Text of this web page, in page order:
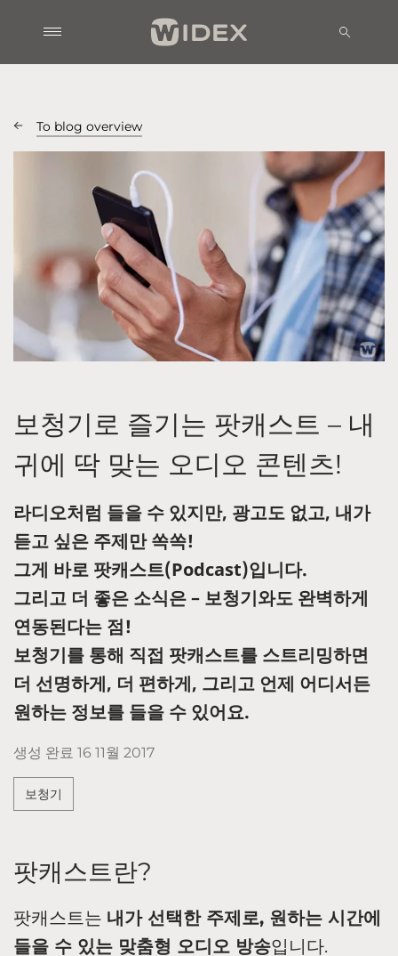
To blog overview
보청기로 즐기는 팟캐스트 – 내
귀에 딱 맞는 오디오 콘텐츠!
라디오처럼 들을 수 있지만, 광고도 없고, 내가
듣고 싶은 주제만 쏙쏙!
그게 바로 팟캐스트(Podcast)입니다.
그리고 더 좋은 소식은 – 보청기와도 완벽하게
연동된다는 점!
보청기를 통해 직접 팟캐스트를 스트리밍하면
더 선명하게, 더 편하게, 그리고 언제 어디서든
원하는 정보를 들을 수 있어요.
생성 완료 16 11월 2017
보청기
팟캐스트란?
팟캐스트는 내가 선택한 주제로, 원하는 시간에
들을 수 있는 맞춤형 오디오 방송입니다.